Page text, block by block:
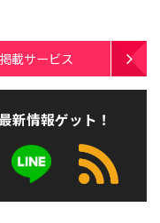
載サービス
新情報ゲット！